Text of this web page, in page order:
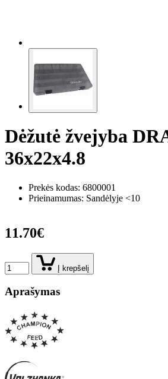
Dėžutė žvejyba
36x22x4.8
Prekės kodas: 6800001
Prieinamumas: Sandėlyje <10
11.70€
Į krepšelį
Aprašymas